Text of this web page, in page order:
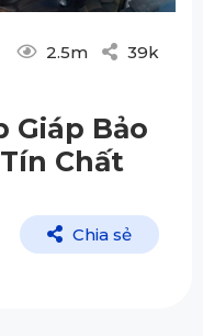
2.5m 39k
Giáp Bảo
Chất
Chia sẻ